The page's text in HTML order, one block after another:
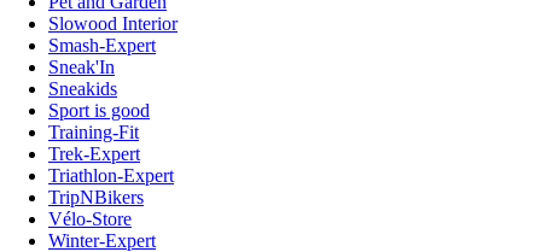
Slowood Interior
Smash-Expert
Sneak'In
Sneakids
Sport is good
Training-Fit
Trek-Expert
Triathlon-Expert
TripNBikers
Vélo-Store
Winter-Expert